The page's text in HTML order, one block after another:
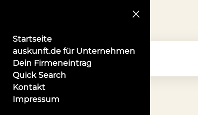
Startseite
auskunft.de für Unternehmen
Dein Firmeneintrag
Quick Search
Kontakt
Impressum